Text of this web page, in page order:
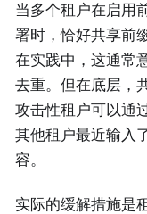
当多个租户在启用
署时，恰好共享前
在实践中，这通常
去重。但在底层，
攻击性租户可以通
其他租户最近输入
容。
实际的缓解措施是